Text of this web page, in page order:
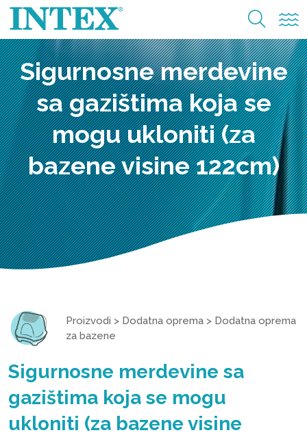
Sigurnosne merdevine
sa gazištima koja se
mogu ukloniti (za
bazene visine 122cm)
Proizvodi > Dodatna oprema > Dodatna oprema
za bazene
Sigurnosne merdevine sa
gazištima koja se mogu
ukloniti (za bazene visine